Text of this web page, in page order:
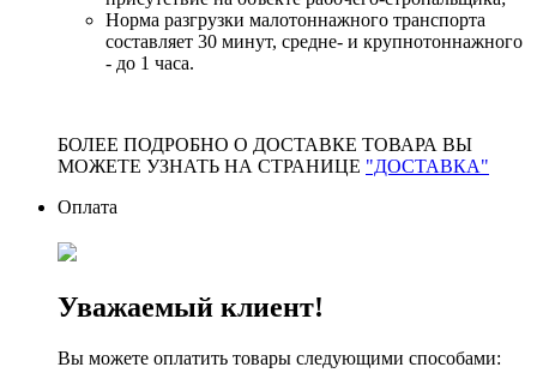
Норма разгрузки малотоннажного транспорта
составляет 30 минут, средне- и крупнотоннажного
- до 1 часа.
БОЛЕЕ ПОДРОБНО О ДОСТАВКЕ ТОВАРА ВЫ
МОЖЕТЕ УЗНАТЬ НА СТРАНИЦЕ "ДОСТАВКА"
Оплата
Уважаемый клиент!
Вы можете оплатить товары следующими способами: